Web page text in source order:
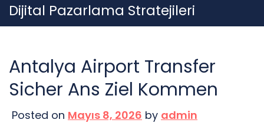
Skip
to
Dijital Pazarlama Stratejileri
Antalya Airport Transfer
Sicher Ans Ziel Kommen
Posted on Mayıs 8, 2026 by admin